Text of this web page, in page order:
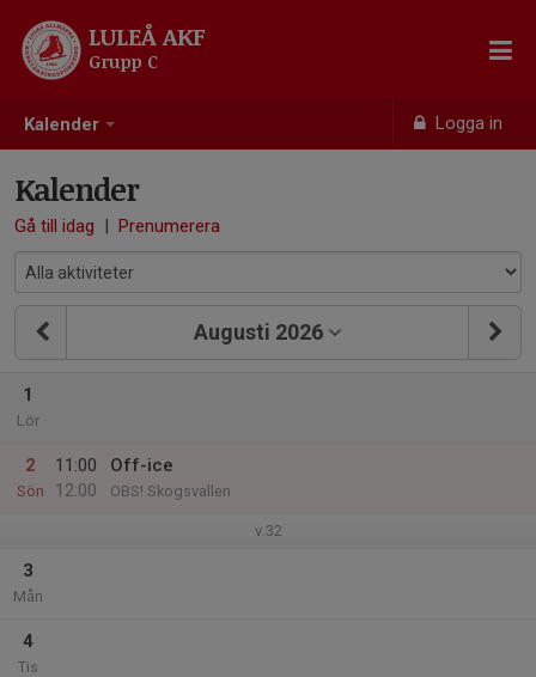
Kalender Logga in
LULEÅ AKF
Grupp C
Kalender
Gå till idag | Prenumerera
Augusti 2026
1
Lör
2
Sön
11:00
12:00
Off-ice
OBS! Skogsvallen
v.32
3
Mån
4
Tis